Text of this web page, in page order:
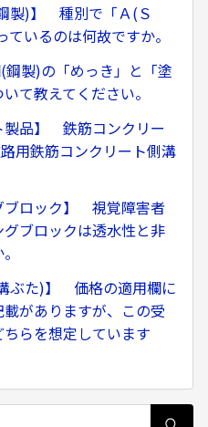
製)】 種別で「Ａ(Ｓ
いるのは何故ですか。
製)の「めっき」と「塗
て教えてください。
製品】 鉄筋コンクリー
用鉄筋コンクリート側溝
ブロック】 視覚障害者
ブロックは透水性と非
ぶた)】 価格の適用欄に
載がありますが、この受
らを想定しています